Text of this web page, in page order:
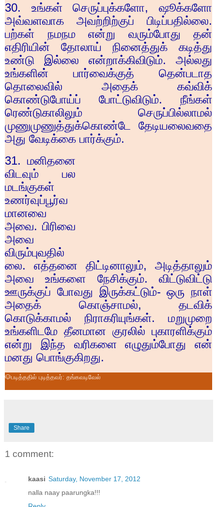
30. உங்கள் செருப்புக்களோ,ஷூக்களோ
அவ்வளவாக அவற்றிற்குப் பிடிப்பதில்லை.
பற்கள் நமநம என்று வரும்போது தன்
எதிரியின் தோலாய் நினைத்துக் கடித்து
உண்டு இல்லை என்றாக்கிவிடும். அல்லது
உங்களின் பார்வைக்குத் தென்படாத
தொலைவில் அதைக் கவ்விக்
கொண்டுபோய்ப் போட்டுவிடும். நீங்கள்
ரெண்டுகாலிலும் செருப்பில்லாமல்
முணுமுணுத்துக்கொண்டே தேடியலைவதை
அது வேடிக்கை பார்க்கும்.
31.மனிதனை
விடவும் பல
மடங்குகள்
உணர்வுப்பூர்வ
மானவை
அவை. பிரிவை
அவை
விரும்புவதில்
லை. எத்தனை திட்டினாலும், அடித்தாலும்
அவை உங்களை நேசிக்கும். விட்டுவிட்டு
ஊருக்குப் போவது இருக்கட்டும்- ஒரு நாள்
அதைக் கொஞ்சாமல், தடவிக்
கொடுக்காமல் நிராகரியுங்கள். மறுமுறை
உங்களிடமே தீனமான குரலில் புகாரளிக்கும்
என்று இந்த வரிகளை எழுதும்போது என்
மனது பொங்குகிறது.
🐶படித்ததில் புடித்தவர்: தங்கவடிவேல்
Share
1 comment:
kaasi Saturday, November 17, 2012
nalla naay paarungka!!!